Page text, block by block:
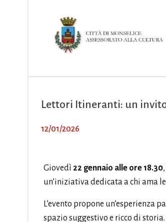
Lettori Itineranti: un
12/01/2026
Giovedì 22 gennaio alle ore 18.30,
un’iniziativa dedicata a chi ama
L’evento propone un’esperienza
spazio suggestivo e ricco di